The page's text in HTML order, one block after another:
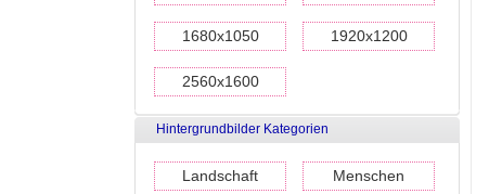
1680x1050 1920x1200
2560x1600
Hintergrundbilder Kategorien
Landschaft Menschen